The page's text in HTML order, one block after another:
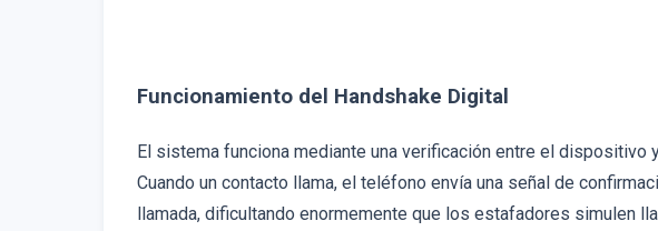
Funcionamiento del Handshake Digital
El sistema funciona mediante una verificación entre el dispositivo
Cuando un contacto llama, el teléfono envía una señal de
llamada, dificultando enormemente que los estafadores simulen